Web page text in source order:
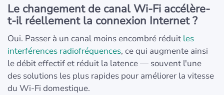
Le changement de canal Wi‑Fi accélère-
t-il réellement la connexion Internet ?
Oui. Passer à un canal moins encombré réduit les
interférences radiofréquences, ce qui augmente ainsi
le débit effectif et réduit la latence — souvent l'une
des solutions les plus rapides pour améliorer la vitesse
du Wi‑Fi domestique.